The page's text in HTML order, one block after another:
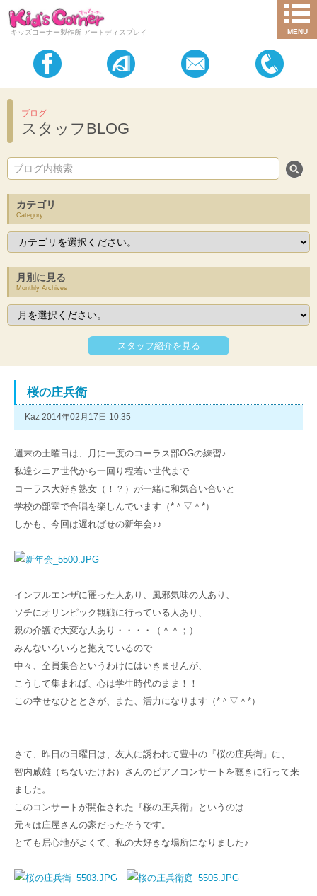
キッズコーナー製作所 アートディスプレイ MENU
ブログ
スタッフBLOG
カテゴリ
Category
月別に見る
Monthly Archives
スタッフ紹介を見る
桜の庄兵衛
Kaz 2014年02月17日 10:35
週末の土曜日は、月に一度のコーラス部OGの練習♪
私達シニア世代から一回り程若い世代まで
コーラス大好き熟女（！？）が一緒に和気合い合いと
学校の部室で合唱を楽しんでいます（*＾▽＾*）
しかも、今回は遅ればせの新年会♪♪
インフルエンザに罹った人あり、風邪気味の人あり、
ソチにオリンピック観戦に行っている人あり、
親の介護で大変な人あり・・・・（＾＾；）
みんないろいろと抱えているので
中々、全員集合というわけにはいきませんが、
こうして集まれば、心は学生時代のまま！！
この幸せなひとときが、また、活力になります（*＾▽＾*）
さて、昨日の日曜日は、友人に誘われて豊中の『桜の庄兵衛』に、
智内威雄（ちないたけお）さんのピアノコンサートを聴きに行って来
ました。
このコンサートが開催された『桜の庄兵衛』
というのは
元々は庄屋さんの家だったそうです。
とても居心地がよくて、私の大好きな場所になりました♪